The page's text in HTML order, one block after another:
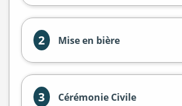
2 Mise en bière
3 Cérémonie Civile